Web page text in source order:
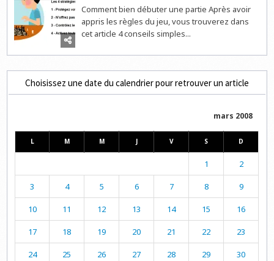
Comment bien débuter une partie Après avoir
appris les règles du jeu, vous trouverez dans
cet article 4 conseils simples...
Choisissez une date du calendrier pour retrouver un article
mars 2008
L M M J V S D
1 2
3 4 5 6 7 8 9
10 11 12 13 14 15 16
17 18 19 20 21 22 23
24 25 26 27 28 29 30